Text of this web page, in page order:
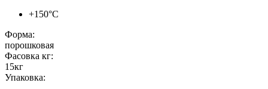
+150°С
Форма:
порошковая
Фасовка кг:
15кг
Упаковка: